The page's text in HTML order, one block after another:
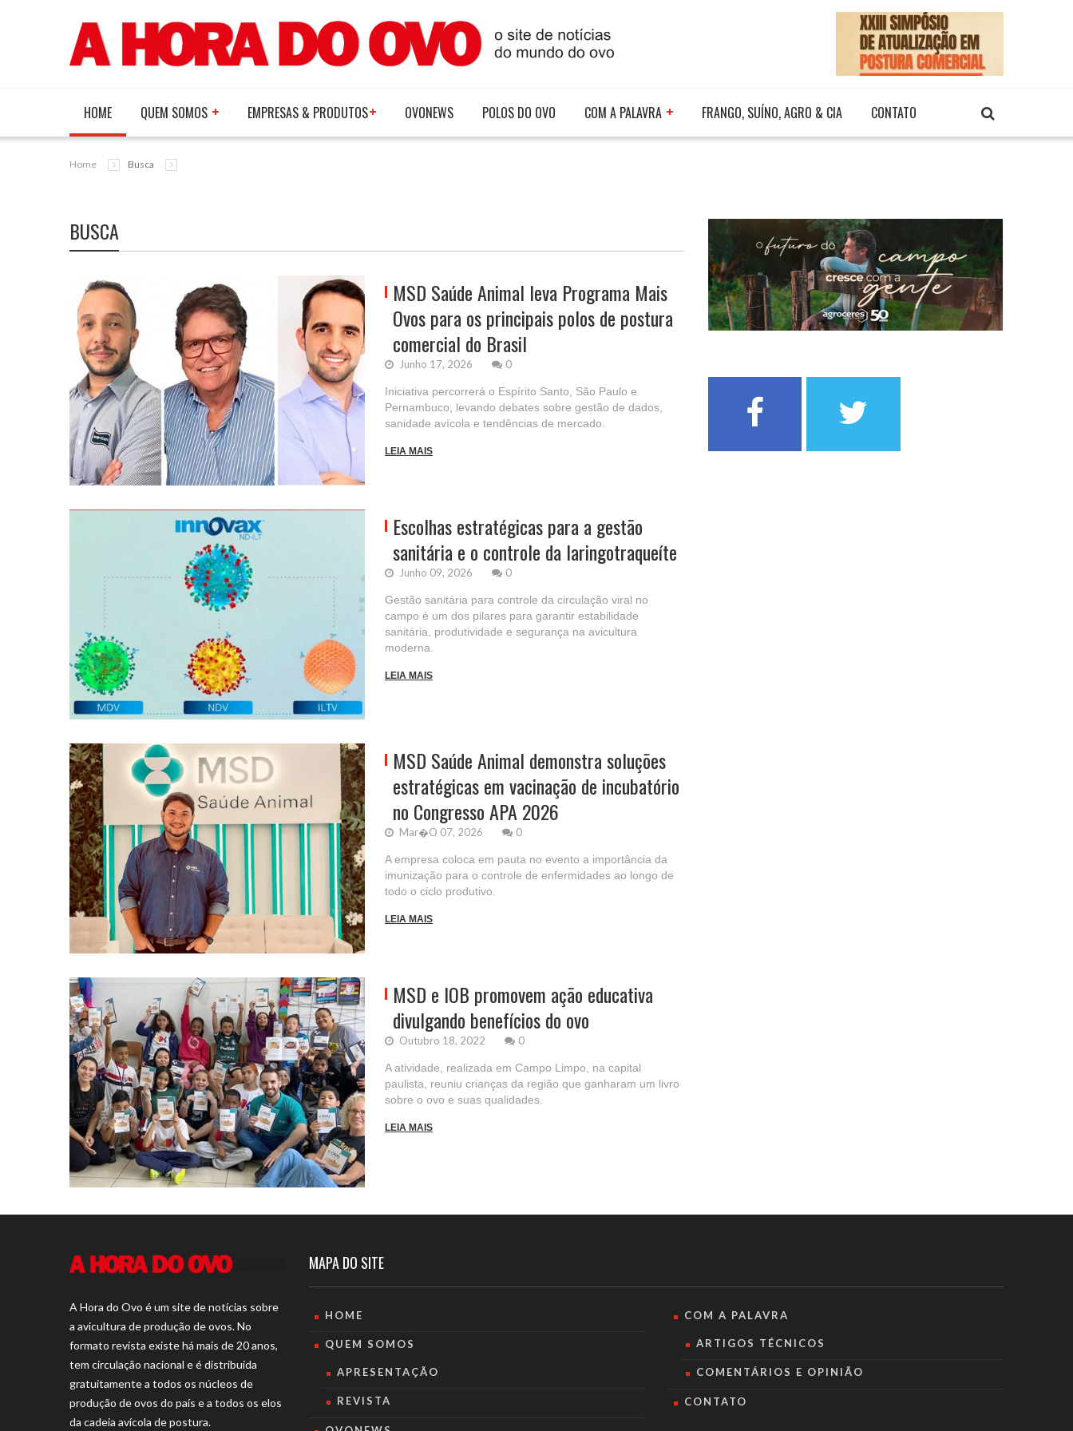
HOME QUEM SOMOS EMPRESAS & PRODUTOS OVONEWS POLOS DO OVO COM A PALAVRA FRANGO, SUÍNO, AGRO & CIA CONTATO
Home Busca
BUSCA
MSD Saúde Animal leva Programa Mais
Ovos para os principais polos de postura
comercial do Brasil
Junho 17, 2026 0
Iniciativa percorrerá o Espírito Santo, São Paulo e
Pernambuco, levando debates sobre gestão de dados,
sanidade avícola e tendências de mercado.
LEIA MAIS
Escolhas estratégicas para a gestão
sanitária e o controle da laringotraqueíte
Junho 09, 2026 0
Gestão sanitária para controle da circulação viral no
campo é um dos pilares para garantir estabilidade
sanitária, produtividade e segurança na avicultura
moderna.
LEIA MAIS
MSD Saúde Animal demonstra soluções
estratégicas em vacinação de incubatório
no Congresso APA 2026
Mar�o 07, 2026 0
A empresa coloca em pauta no evento a importância da
imunização para o controle de enfermidades ao longo de
todo o ciclo produtivo.
LEIA MAIS
MSD e IOB promovem ação educativa
divulgando benefícios do ovo
Outubro 18, 2022 0
A atividade, realizada em Campo Limpo, na capital
paulista, reuniu crianças da região que ganharam um livro
sobre o ovo e suas qualidades.
LEIA MAIS
A Hora do Ovo é um site de notícias sobre
a avicultura de produção de ovos. No
formato revista existe há mais de 20 anos,
tem circulação nacional e é distribuída
gratuitamente a todos os núcleos de
produção de ovos do país e a todos os elos
da cadeia avícola de postura.
MAPA DO SITE
HOME
QUEM SOMOS
APRESENTAÇÃO
REVISTA
COM A PALAVRA
ARTIGOS TÉCNICOS
COMENTÁRIOS E OPINIÃO
CONTATO